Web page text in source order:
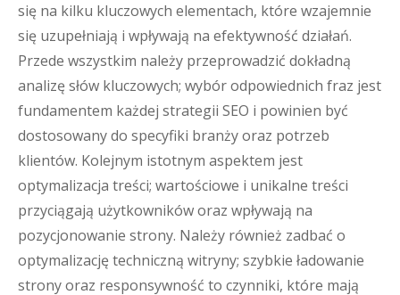
się na kilku kluczowych elementach, które wzajemnie
się uzupełniają i wpływają na efektywność działań.
Przede wszystkim należy przeprowadzić dokładną
analizę słów kluczowych; wybór odpowiednich fraz jest
fundamentem każdej strategii SEO i powinien być
dostosowany do specyfiki branży oraz potrzeb
klientów. Kolejnym istotnym aspektem jest
optymalizacja treści; wartościowe i unikalne treści
przyciągają użytkowników oraz wpływają na
pozycjonowanie strony. Należy również zadbać o
optymalizację techniczną witryny; szybkie ładowanie
strony oraz responsywność to czynniki, które mają